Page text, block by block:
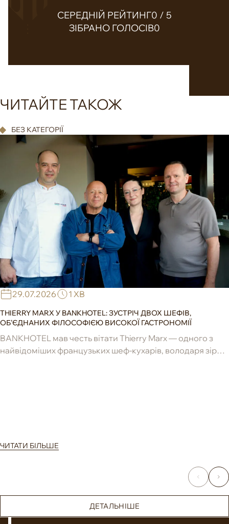
СЕРЕДНІЙ РЕЙТИНГ0 / 5
ЗІБРАНО ГОЛОСІВ0
ЧИТАЙТЕ ТАКОЖ
БЕЗ КАТЕГОРІЇ
29.07.2026 1 ХВ
THIERRY MARX У BANKHOTEL: ЗУСТРІЧ ДВОХ ШЕФІВ,
ОБ’ЄДНАНИХ ФІЛОСОФІЄЮ ВИСОКОЇ ГАСТРОНОМІЇ
BANKHOTEL мав честь вітати Thierry Marx — одного з
найвідоміших французьких шеф-кухарів, володаря зірок
ЧИТАТИ БІЛЬШЕ
ДЕТАЛЬНІШЕ